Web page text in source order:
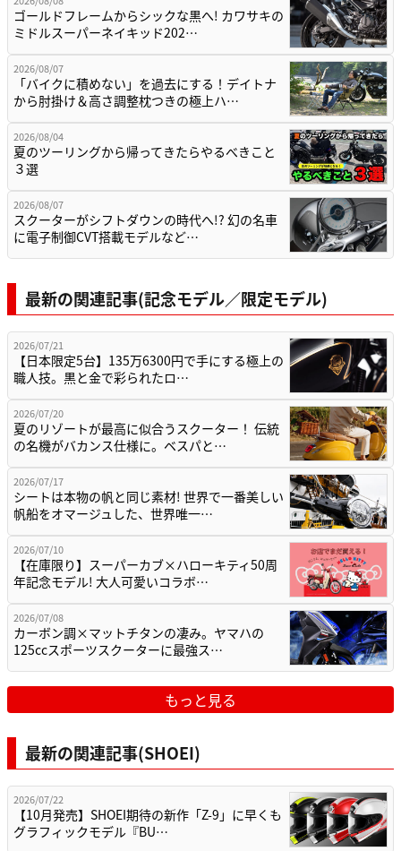
ゴールドフレームからシックな黒へ! カワサキの
ミドルスーパーネイキッド202…
2026/08/07
「バイクに積めない」を過去にする！デイトナ
から肘掛け＆高さ調整枕つきの極上ハ…
2026/08/04
夏のツーリングから帰ってきたらやるべきこと
３選
2026/08/07
スクーターがシフトダウンの時代へ!? 幻の名車
に電子制御CVT搭載モデルなど…
最新の関連記事(記念モデル／限定モデル)
2026/07/21
【日本限定5台】135万6300円で手にする極上の
職人技。黒と金で彩られたロ…
2026/07/20
夏のリゾートが最高に似合うスクーター！ 伝統
の名機がバカンス仕様に。ベスパと…
2026/07/17
シートは本物の帆と同じ素材! 世界で一番美しい
帆船をオマージュした、世界唯一…
2026/07/10
【在庫限り】スーパーカブ×ハローキティ50周
年記念モデル! 大人可愛いコラボ…
2026/07/08
カーボン調×マットチタンの凄み。ヤマハの
125ccスポーツスクーターに最強ス…
もっと見る
最新の関連記事(SHOEI)
2026/07/22
【10月発売】SHOEI期待の新作「Z-9」に早くも
グラフィックモデル『BU…